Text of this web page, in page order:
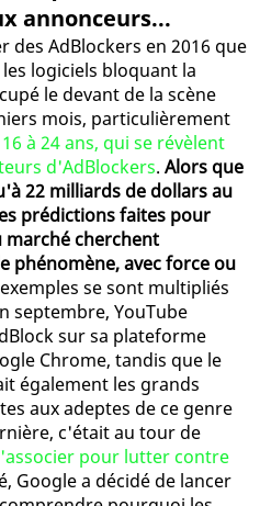
annonceurs...
AdBlockers en 2016 que
logiciels bloquant la
le devant de la scène
mois, particulièrement
à 24 ans, qui se révèlent
d'AdBlockers. Alors que
22 milliards de dollars au
prédictions faites pour
marché cherchent
phénomène, avec force ou
exemples se sont multipliés
septembre, YouTube
sur sa plateforme
Chrome, tandis que le
également les grands
aux adeptes de ce genre
c'était au tour de
pour lutter contre
Google a décidé de lancer